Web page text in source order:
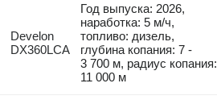
Develon
DX360LCA
Год выпуска: 2026,
наработка: 5 м/ч,
топливо: дизель,
глубина копания: 7 -
3 700 м, радиус копания:
11 000 м